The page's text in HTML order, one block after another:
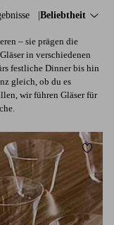
Sortieren nach:
Beliebtheit
‒ sie prägen die
in verschiedenen
festliche Dinner bis hin
gleich, ob du es
wir führen Gläser für
Zu